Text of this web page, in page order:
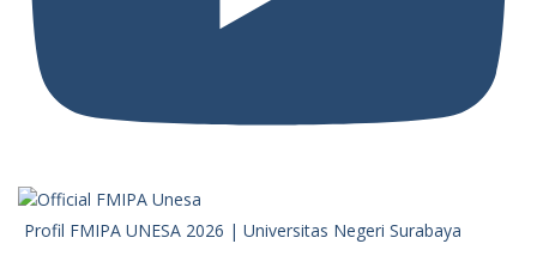
Profil FMIPA UNESA 2026 | Universitas Negeri Surabaya